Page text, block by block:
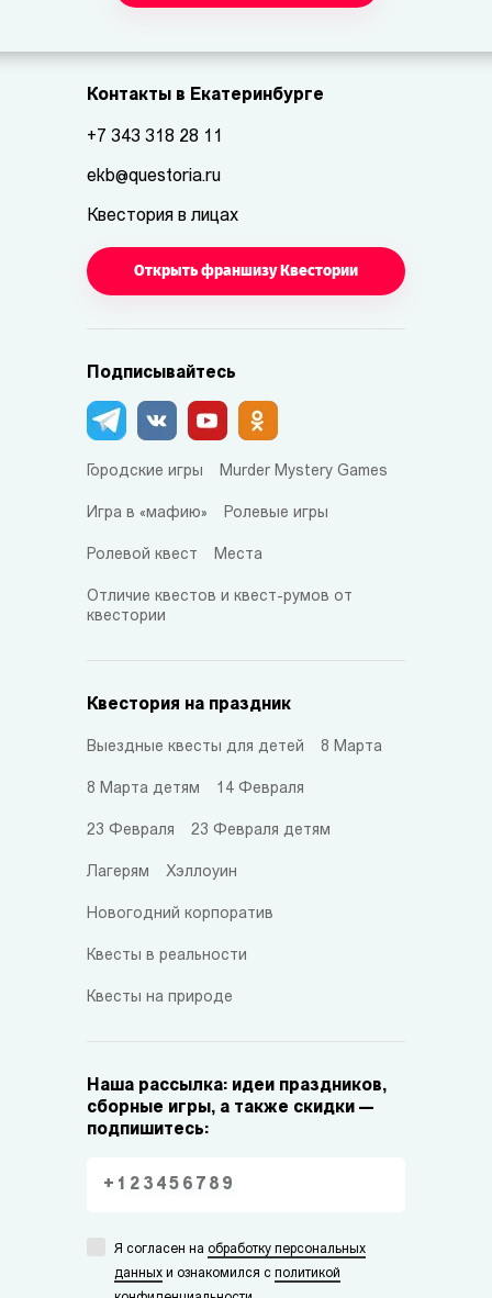
Контакты в Екатеринбурге
+7 343 318 28 11
ekb@questoria.ru
Квестория в лицах
Открыть франшизу Квестории
Подписывайтесь
Городские игры Murder Mystery Games
Игра в «мафию» Ролевые игры
Ролевой квест Места
Отличие квестов и квест-румов от
квестории
Квестория на праздник
Выездные квесты для детей 8 Марта
8 Марта детям 14 Февраля
23 Февраля 23 Февраля детям
Лагерям Хэллоуин
Новогодний корпоратив
Квесты в реальности
Квесты на природе
Наша рассылка: идеи праздников,
сборные игры, а также скидки —
подпишитесь:
Я согласен на обработку персональных
данных и ознакомился с политикой